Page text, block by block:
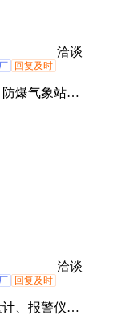
显示器、
洽谈
回复及时
爆气象站、
测站、水质
站、农业气
象站、防爆
、便携式气
洲猪瘟检测
四情监测
仪、网格化
洽谈
回复及时
、报警仪、
仪、半电